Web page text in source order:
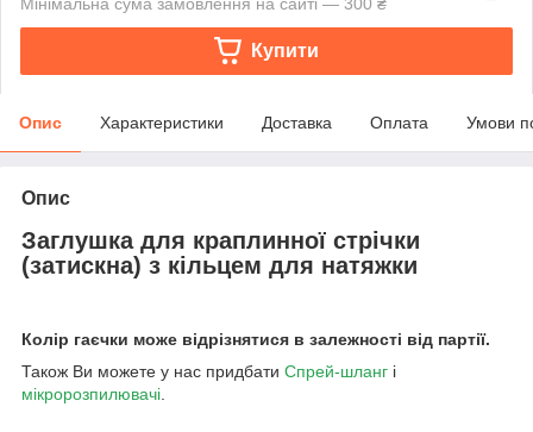
Купити
Опис Характеристики Доставка Оплата Умови
Опис
Заглушка для краплинної стрічки
(затискна) з кільцем для натяжки
Колір гаєчки може відрізнятися в залежності від партії.
Також Ви можете у нас придбати Спрей-шланг і
мікророзпилювачі.